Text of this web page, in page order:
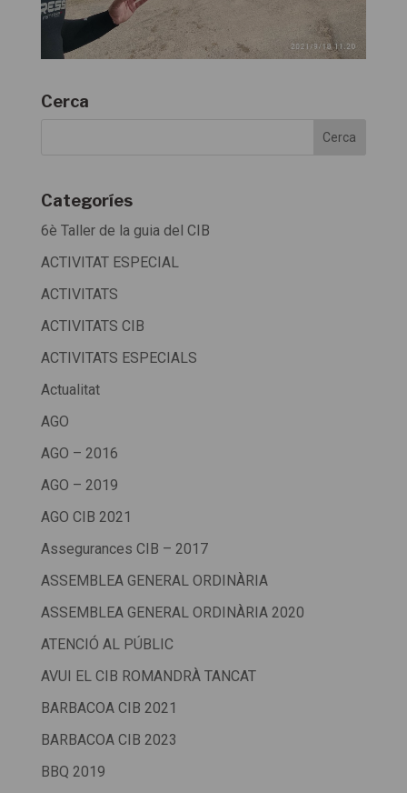
Cerca
Categoríes
6è Taller de la guia del CIB
ACTIVITAT ESPECIAL
ACTIVITATS
ACTIVITATS CIB
ACTIVITATS ESPECIALS
Actualitat
AGO
AGO – 2016
AGO – 2019
AGO CIB 2021
Assegurances CIB – 2017
ASSEMBLEA GENERAL ORDINÀRIA
ASSEMBLEA GENERAL ORDINÀRIA 2020
ATENCIÓ AL PÚBLIC
AVUI EL CIB ROMANDRÀ TANCAT
BARBACOA CIB 2021
BARBACOA CIB 2023
BBQ 2019